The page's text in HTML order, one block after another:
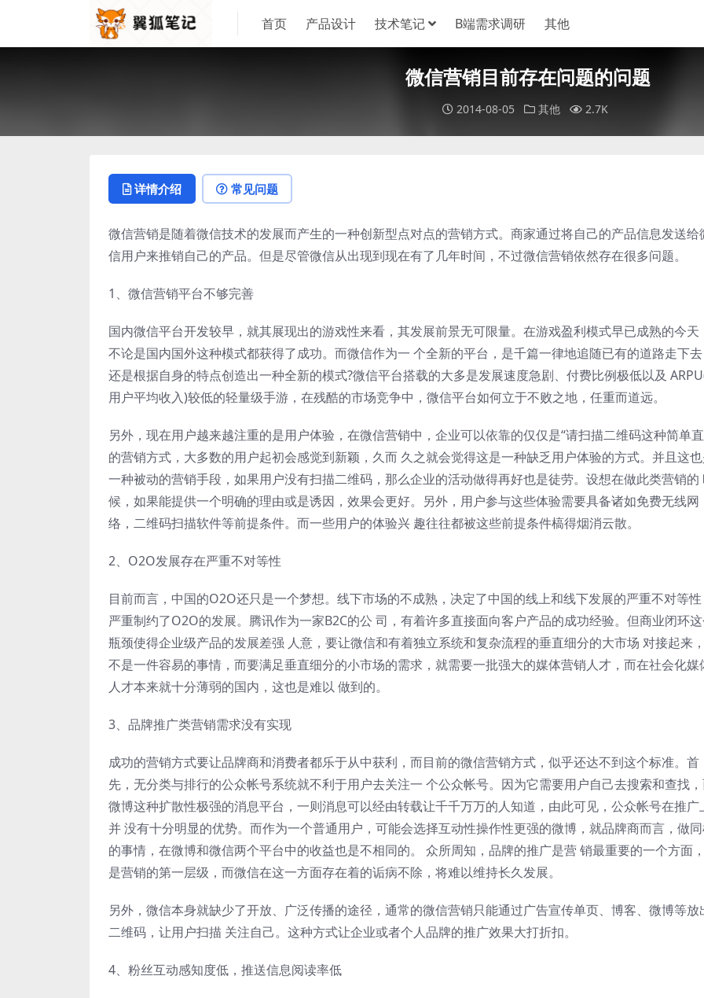
首页 产品设计 技术笔记 B端需求调研 其他
微信营销目前存在问题的问题
2014-08-05 其他 2.7K
详情介绍 常见问题
微信营销是随着微信技术的发展而产生的一种创新型点对点的营销方式。商家通过将自己的产品信息发送给
信用户来推销自己的产品。但是尽管微信从出现到现在有了几年时间，不过微信营销依然存在很多问题。
1、微信营销平台不够完善
国内微信平台开发较早，就其展现出的游戏性来看，其发展前景无可限量。在游戏盈利模式早已成熟的今天
不论是国内国外这种模式都获得了成功。而微信作为一 个全新的平台，是千篇一律地追随已有的道路走下去
还是根据自身的特点创造出一种全新的模式?微信平台搭载的大多是发展速度急剧、付费比例极低以及
用户平均收入)较低的轻量级手游，在残酷的市场竞争中，微信平台如何立于不败之地，任重而道远。
另外，现在用户越来越注重的是用户体验，在微信营销中，企业可以依靠的仅仅是“请扫描二维码这种简单
的营销方式，大多数的用户起初会感觉到新颖，久而 久之就会觉得这是一种缺乏用户体验的方式。并且这
一种被动的营销手段，如果用户没有扫描二维码，那么企业的活动做得再好也是徒劳。设想在做此类营销的
候，如果能提供一个明确的理由或是诱因，效果会更好。另外，用户参与这些体验需要具备诸如免费无线网
络，二维码扫描软件等前提条件。而一些用户的体验兴 趣往往都被这些前提条件槁得烟消云散。
2、O2O发展存在严重不对等性
目前而言，中国的O2O还只是一个梦想。线下市场的不成熟，决定了中国的线上和线下发展的严重不对等性
严重制约了O2O的发展。腾讯作为一家B2C的公 司，有着许多直接面向客户产品的成功经验。但商业闭环
瓶颈使得企业级产品的发展差强 人意，要让微信和有着独立系统和复杂流程的垂直细分的大市场 对接起来
不是一件容易的事情，而要满足垂直细分的小市场的需求，就需要一批强大的媒体营销人才，而在社会化媒
人才本来就十分薄弱的国内，这也是难以 做到的。
3、品牌推广类营销需求没有实现
成功的营销方式要让品牌商和消费者都乐于从中获利，而目前的微信营销方式，似乎还达不到这个标准。首
先，无分类与排行的公众帐号系统就不利于用户去关注一 个公众帐号。因为它需要用户自己去搜索和查找
微博这种扩散性极强的消息平台，一则消息可以经由转载让千千万万的人知道，由此可见，公众帐号在推广
并 没有十分明显的优势。而作为一个普通用户，可能会选择互动性操作性更强的微博，就品牌商而言，做
的事情，在微博和微信两个平台中的收益也是不相同的。 众所周知，品牌的推广是营 销最重要的一个方面
是营销的第一层级，而微信在这一方面存在着的诟病不除，将难以维持长久发展。
另外，微信本身就缺少了开放、广泛传播的途径，通常的微信营销只能通过广告宣传单页、博客、微博等放
二维码，让用户扫描 关注自己。这种方式让企业或者个人品牌的推广效果大打折扣。
4、粉丝互动感知度低，推送信息阅读率低